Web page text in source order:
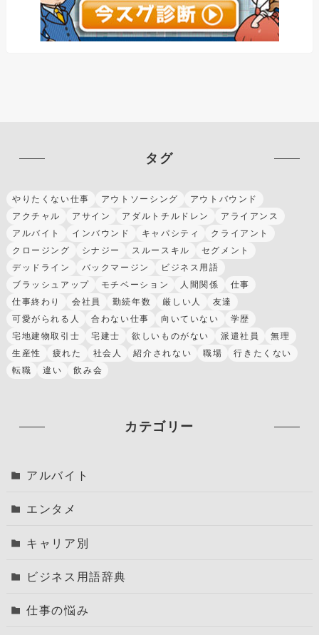
タグ
やりたくない仕事 アウトソーシング
アウトバウンド
アクチャル
アサイン アダルトチルドレン
アライアンス
アルバイト
インバウンド キャパシティ
クライアント
クロージング
シナジー スルースキル
セグメント
デッドライン
バックマージン
ビジネス用語
ブラッシュアップ
モチベーション 人間関係
仕事
仕事終わり
会社員 勤続年数 厳しい人
友達
可愛がられる人
合わない仕事 向いていない
学歴
宅地建物取引士
宅建士 欲しいものがない 派遣社員
無理
生産性
疲れた 社会人 紹介されない 職場
行きたくない
転職
違い 飲み会
カテゴリー
アルバイト
エンタメ
キャリア別
ビジネス用語辞典
仕事の悩み